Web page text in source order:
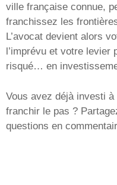
ville française connue,
franchissez les
L’avocat devient alors
l’imprévu et votre
risqué… en
Vous avez déjà investi à
franchir le pas ?
questions en